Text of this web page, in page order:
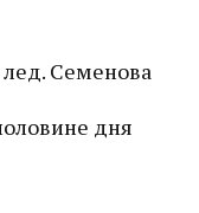
Семенова
дня